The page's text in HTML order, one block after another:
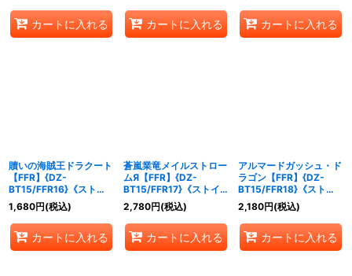
カートに入れる カートに入れる カートに入れる
贖いの海賊王ドラクート
【FFR】{DZ-
BT15/FFR16}《ストイ
ケイア》
1,680円(税込)
カートに入れる
蒼嵐業竜メイルストロー
ムЯ【FFR】{DZ-
BT15/FFR17}《ストイ
ケイア》
2,780円(税込)
カートに入れる
アルマードガッシュ・ド
ラゴン【FFR】{DZ-
BT15/FFR18}《ストイ
ケイア》
2,180円(税込)
カートに入れる